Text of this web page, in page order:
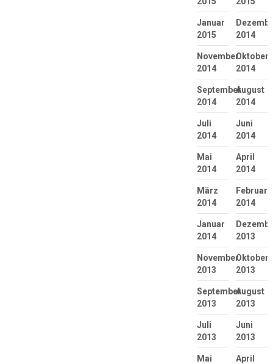
Januar
2015
2014
November
2014
Oktober
2014
September
2014
August
2014
Juli
2014
Juni
2014
Mai
2014
April
2014
März
2014
Februar
2014
Januar
2014
2013
November
2013
Oktober
2013
September
2013
August
2013
Juli
2013
Juni
2013
Mai
April